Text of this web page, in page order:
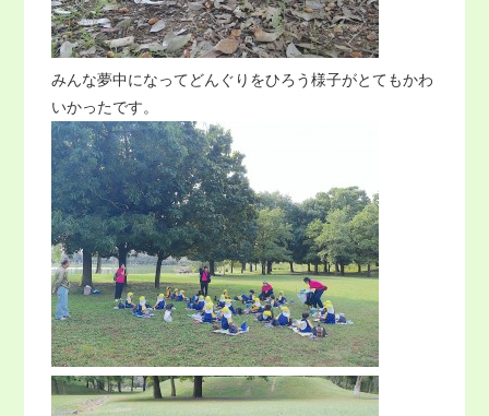
みんな夢中になってどんぐりをひろう様子がとてもかわ
いかったです。